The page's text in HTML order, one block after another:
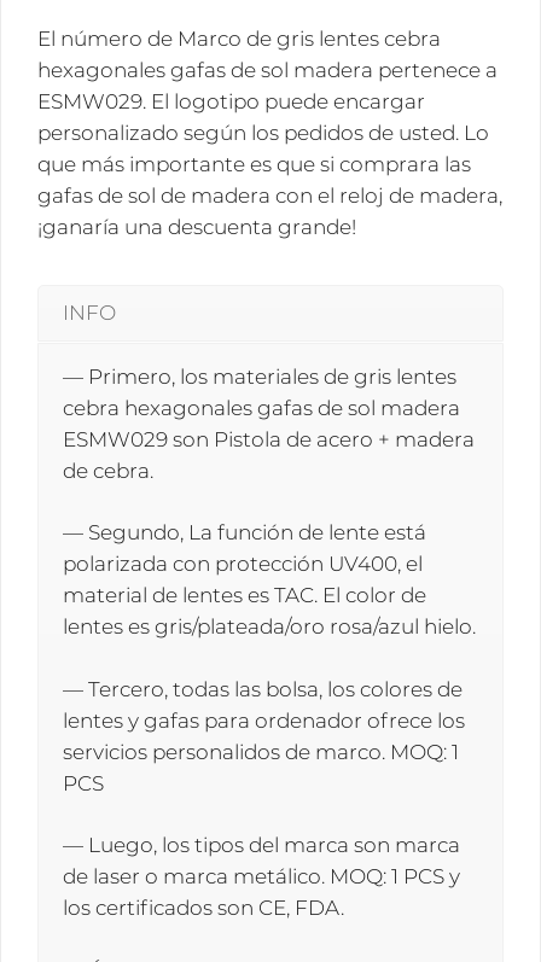
cantidad
El número de Marco de gris lentes cebra
hexagonales gafas de sol madera pertenece a
ESMW029. El logotipo puede encargar
personalizado según los pedidos de usted. Lo
que más importante es que si comprara las
gafas de sol de madera con el reloj de madera,
¡ganaría una descuenta grande!
INFO
— Primero, los materiales de gris lentes
cebra hexagonales gafas de sol madera
ESMW029 son Pistola de acero + madera
de cebra.
— Segundo, La función de lente está
polarizada con protección UV400, el
material de lentes es TAC. El color de
lentes es gris/plateada/oro rosa/azul hielo.
— Tercero, todas las bolsa, los colores de
lentes y gafas para ordenador ofrece los
servicios personalidos de marco. MOQ: 1
PCS
— Luego, los tipos del marca son marca
de laser o marca metálico. MOQ: 1 PCS y
los certificados son CE, FDA.